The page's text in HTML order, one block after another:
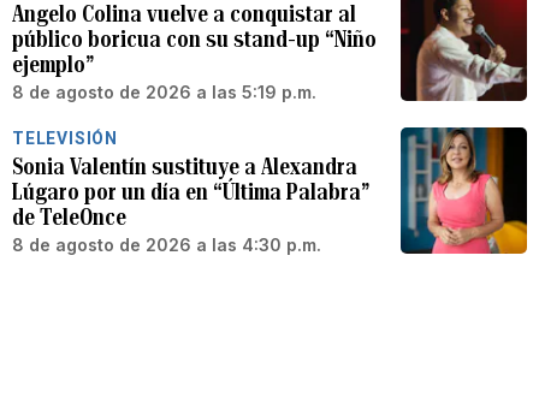
Angelo Colina vuelve a conquistar al
público boricua con su stand-up “Niño
ejemplo”
8 de agosto de 2026 a las 5:19 p.m.
TELEVISIÓN
Sonia Valentín sustituye a Alexandra
Lúgaro por un día en “Última Palabra”
de TeleOnce
8 de agosto de 2026 a las 4:30 p.m.